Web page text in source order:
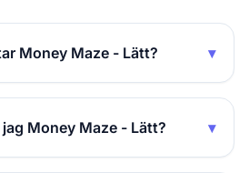
Money Maze - Lätt? ▾
Money Maze - Lätt? ▾